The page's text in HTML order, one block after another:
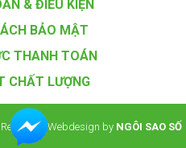
& ĐIỀU KIỆN
BẢO MẬT
THANH TOÁN
CHẤT LƯỢNG
Reserved. Webdesign by NGÔI SAO SỐ